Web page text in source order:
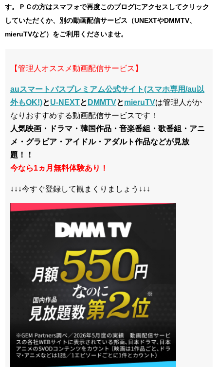
す。ＰＣの方はスマフォで再度このブログにアクセスしてクリック
していただくか、別の動画配信サービス（UNEXTやDMMTV、
mieruTVなど）をご利用くださいませ。
【管理人オススメ動画配信サービス】
auスマートパスプレミアム公式サイト(スマホ専用/au以
外もOK!)とU-NEXTと DMMTVとmieruTVは管理人がか
なりおすすめする動画配信サービスです！
人気映画・ドラマ・韓国作品・音楽番組・歌番組・アニ
メ・グラビア・アイドル・アダルト作品などが見放
題！！
今なら1ヵ月無料体験あり！
↓↓↓今すぐ登録して観まくりましょう↓↓↓